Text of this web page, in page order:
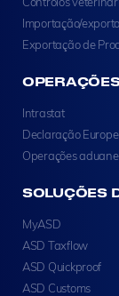
Importação/
Exportação de
Intrastat
Declaração
Operações
SOLUÇÕES
MyASD
ASD Taxflow
ASD Quickproof
ASD Customs